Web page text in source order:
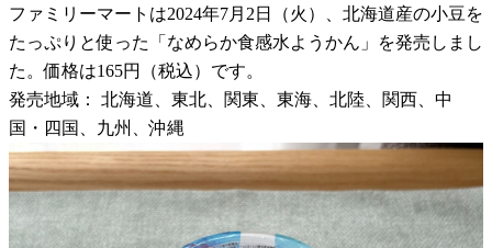
ファミリーマートは2024年7月2日（火）、北海道産の小豆を
たっぷりと使った「なめらか食感水ようかん」を発売しまし
た。価格は165円（税込）です。
発売地域： 北海道、東北、関東、東海、北陸、関西、中
国・四国、九州、沖縄